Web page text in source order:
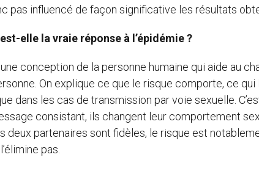
pas influencé de façon significative les résultats
elle la vraie réponse à l’épidémie ?
conception de la personne humaine qui aide au
On explique ce que le risque comporte, ce
dans les cas de transmission par voie sexuelle.
consistant, ils changent leur comportement
deux partenaires sont fidèles, le risque est
pas.